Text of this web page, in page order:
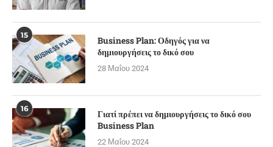
15
Business Plan: Οδηγός για να
δημιουργήσεις το δικό σου
28 Μαΐου 2024
16
Γιατί πρέπει να δημιουργήσεις το δικό σου
Business Plan
22 Μαΐου 2024